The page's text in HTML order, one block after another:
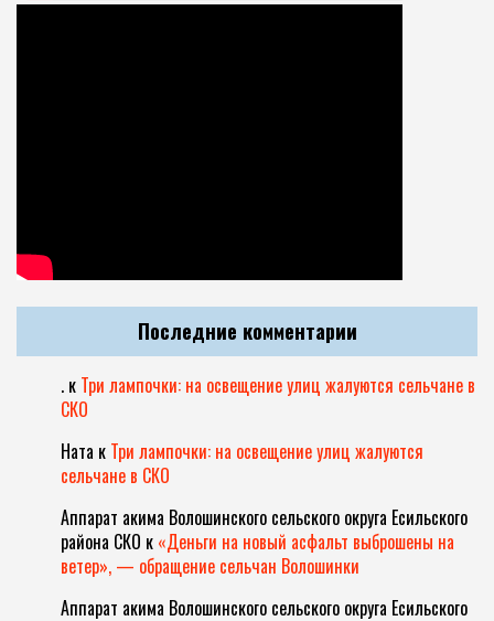
Последние комментарии
. к Три лампочки: на освещение улиц жалуются сельчане в
СКО
Ната к Три лампочки: на освещение улиц жалуются
сельчане в СКО
Аппарат акима Волошинского сельского округа Есильского
района СКО к «Деньги на новый асфальт выброшены на
ветер», — обращение сельчан Волошинки
Аппарат акима Волошинского сельского округа Есильского